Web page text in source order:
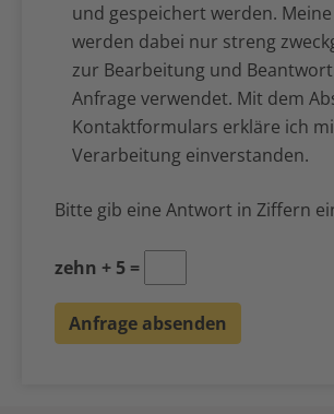
und gespeichert werden.
werden dabei nur streng
zur Bearbeitung und
Anfrage verwendet. Mit dem
Kontaktformulars erkläre ich
Verarbeitung einverstanden.
Bitte gib eine Antwort in Ziffern
zehn + 5 =